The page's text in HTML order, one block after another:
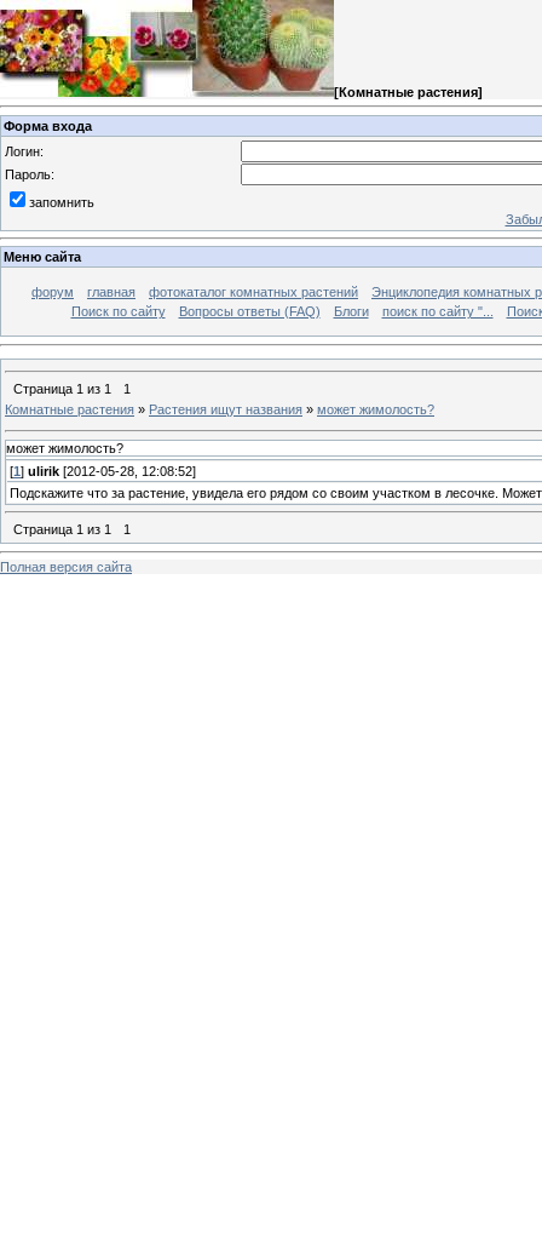
[Комнатные растения]
Форма входа
Логин:
Пароль:
запомнить
Меню сайта
форум главная фотокаталог комнатных растений
Энциклопедия комнатных
Поиск по сайту
Вопросы ответы (FAQ) Блоги поиск по сайту "...
Страница 1 из 1
1
Комнатные растения » Растения ищут названия » может жимолость?
может жимолость?
[1] ulirik [2012-05-28, 12:08:52]
Подскажите что за растение, увидела его рядом со своим участком в лесочке.
Страница 1 из 1 1
Полная версия сайта